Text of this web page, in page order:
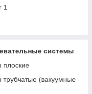
1
системы
плоские
(вакуумные